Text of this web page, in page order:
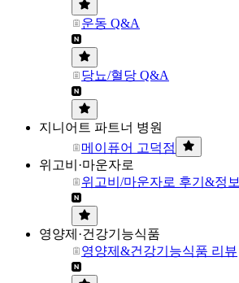
운동 Q&A
당뇨/혈당 Q&A
지니어트 파트너 병원
메이퓨어 고덕점
위고비·마운자로
위고비/마운자로 후기&정보
영양제·건강기능식품
영양제&건강기능식품 리뷰